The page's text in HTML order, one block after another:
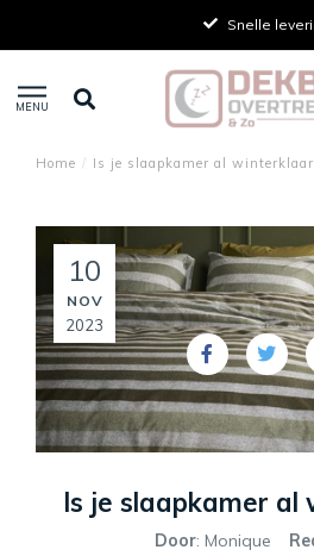
Snelle
MENU
Home / Is je slaapkamer al winterklaar
10
NOV
2023
Is je slaapkamer al
Door: Monique